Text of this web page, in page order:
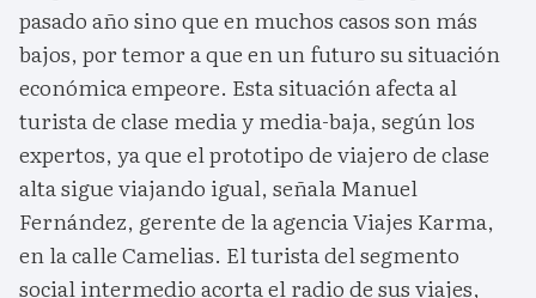
pasado año sino que en muchos casos son más
bajos, por temor a que en un futuro su situación
económica empeore. Esta situación afecta al
turista de clase media y media-baja, según los
expertos, ya que el prototipo de viajero de clase
alta sigue viajando igual, señala Manuel
Fernández, gerente de la agencia Viajes Karma,
en la calle Camelias. El turista del segmento
social intermedio acorta el radio de sus viajes,